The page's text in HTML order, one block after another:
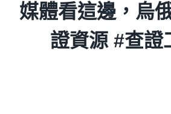
媒體看這邊，烏
證資源#查證